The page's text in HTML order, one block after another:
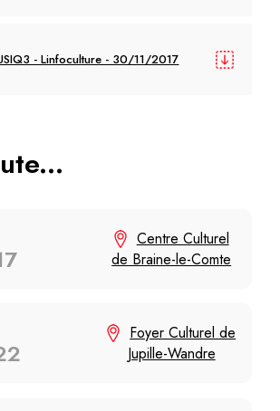
- Linfoculture - 30/11/2017
Centre Culturel
de Braine-le-Comte
Foyer Culturel de
Jupille-Wandre